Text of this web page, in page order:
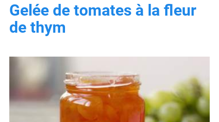
Gelée de tomates à la fleur
de thym